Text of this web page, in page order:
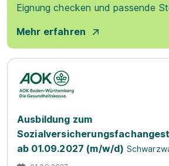
Eignung checken und passende
Mehr erfahren
Ausbildung zum
ab 01.09.2027 (m/w/d)